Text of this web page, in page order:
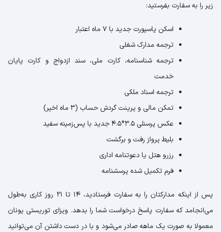
زیر را به سفارت بفرستید:
اسکن پاسپورت جدید با 7 ماه اعتبار
ترجمه مدارک شغلی
ترجمه شناسنامه، کارت ملی، سند ازدواج و کارت پایان
خدمت
ترجمه اسناد ملکی
تمکن مالی و پرینت گردش حساب (3 ماه اخیر)
عکس پرسنلی 3.5*4.5 جدید با پس‌زمینه سفید
بلیط پرواز رفت و برگشت
رزرو هتل یا دعوتنامه اداری
فرم تکمیل شده پرسشنامه
پس از اینکه مدارکتان را به سفارت فرستادید، 14 تا 21 روز کاری به‌طول
می‌انجامد که سفارت پاسخ درخواست شما را بدهد. ویزای توریستی یونان
معمولا به صورت یک ماهه صادر می‌شود و با در دست داشتن آن می‌توانید